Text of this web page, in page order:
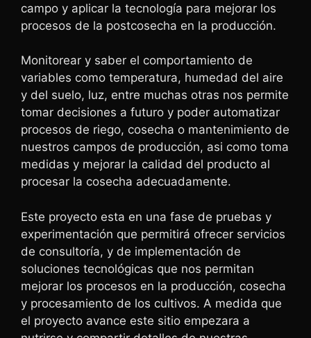
campo y aplicar la tecnología para mejorar los
procesos de la postcosecha en la producción.
Monitorear y saber el comportamiento de
variables como temperatura, humedad del aire
y del suelo, luz, entre muchas otras nos permite
tomar decisiones a futuro y poder automatizar
procesos de riego, cosecha o mantenimiento de
nuestros campos de producción, asi como toma
medidas y mejorar la calidad del producto al
procesar la cosecha adecuadamente.
Este proyecto esta en una fase de pruebas y
experimentación que permitirá ofrecer servicios
de consultoría, y de implementación de
soluciones tecnológicas que nos permitan
mejorar los procesos en la producción, cosecha
y procesamiento de los cultivos. A medida que
el proyecto avance este sitio empezara a